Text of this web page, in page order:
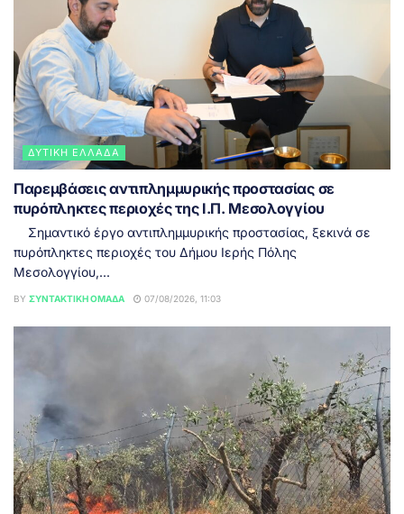
ΔΥΤΙΚΉ ΕΛΛΆΔΑ
Παρεμβάσεις αντιπλημμυρικής προστασίας σε
πυρόπληκτες περιοχές της Ι.Π. Μεσολογγίου
Σημαντικό έργο αντιπλημμυρικής προστασίας, ξεκινά σε
πυρόπληκτες περιοχές του Δήμου Ιερής Πόλης
Μεσολογγίου,...
BY ΣΥΝΤΑΚΤΙΚΉ ΟΜΆΔΑ 07/08/2026, 11:03